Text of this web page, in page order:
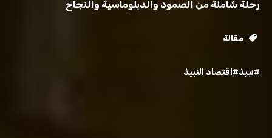
رحلة شاملة من الصمود والدبلوماسية والنجاح
مقالة
#نبيذ#اقتصاد النبيذ